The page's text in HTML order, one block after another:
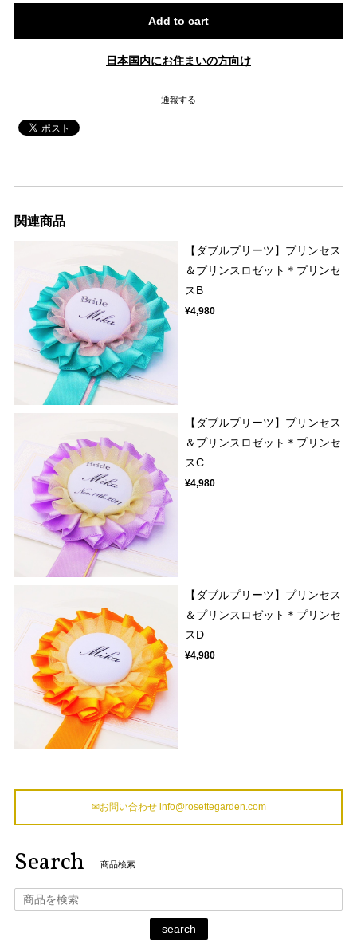
Add to cart
日本国内にお住まいの方向け
通報する
関連商品
【ダブルプリーツ】プリンセス
＆プリンスロゼット＊プリンセ
スB
¥4,980
【ダブルプリーツ】プリンセス
＆プリンスロゼット＊プリンセ
スC
¥4,980
【ダブルプリーツ】プリンセス
＆プリンスロゼット＊プリンセ
スD
¥4,980
✉お問い合わせ info@rosettegarden.com
Search 商品検索
search